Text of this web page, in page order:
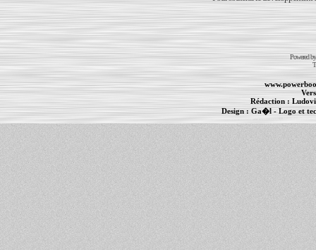
Powered
Rédaction :
Design : Ga�l- Logo et
Informations :